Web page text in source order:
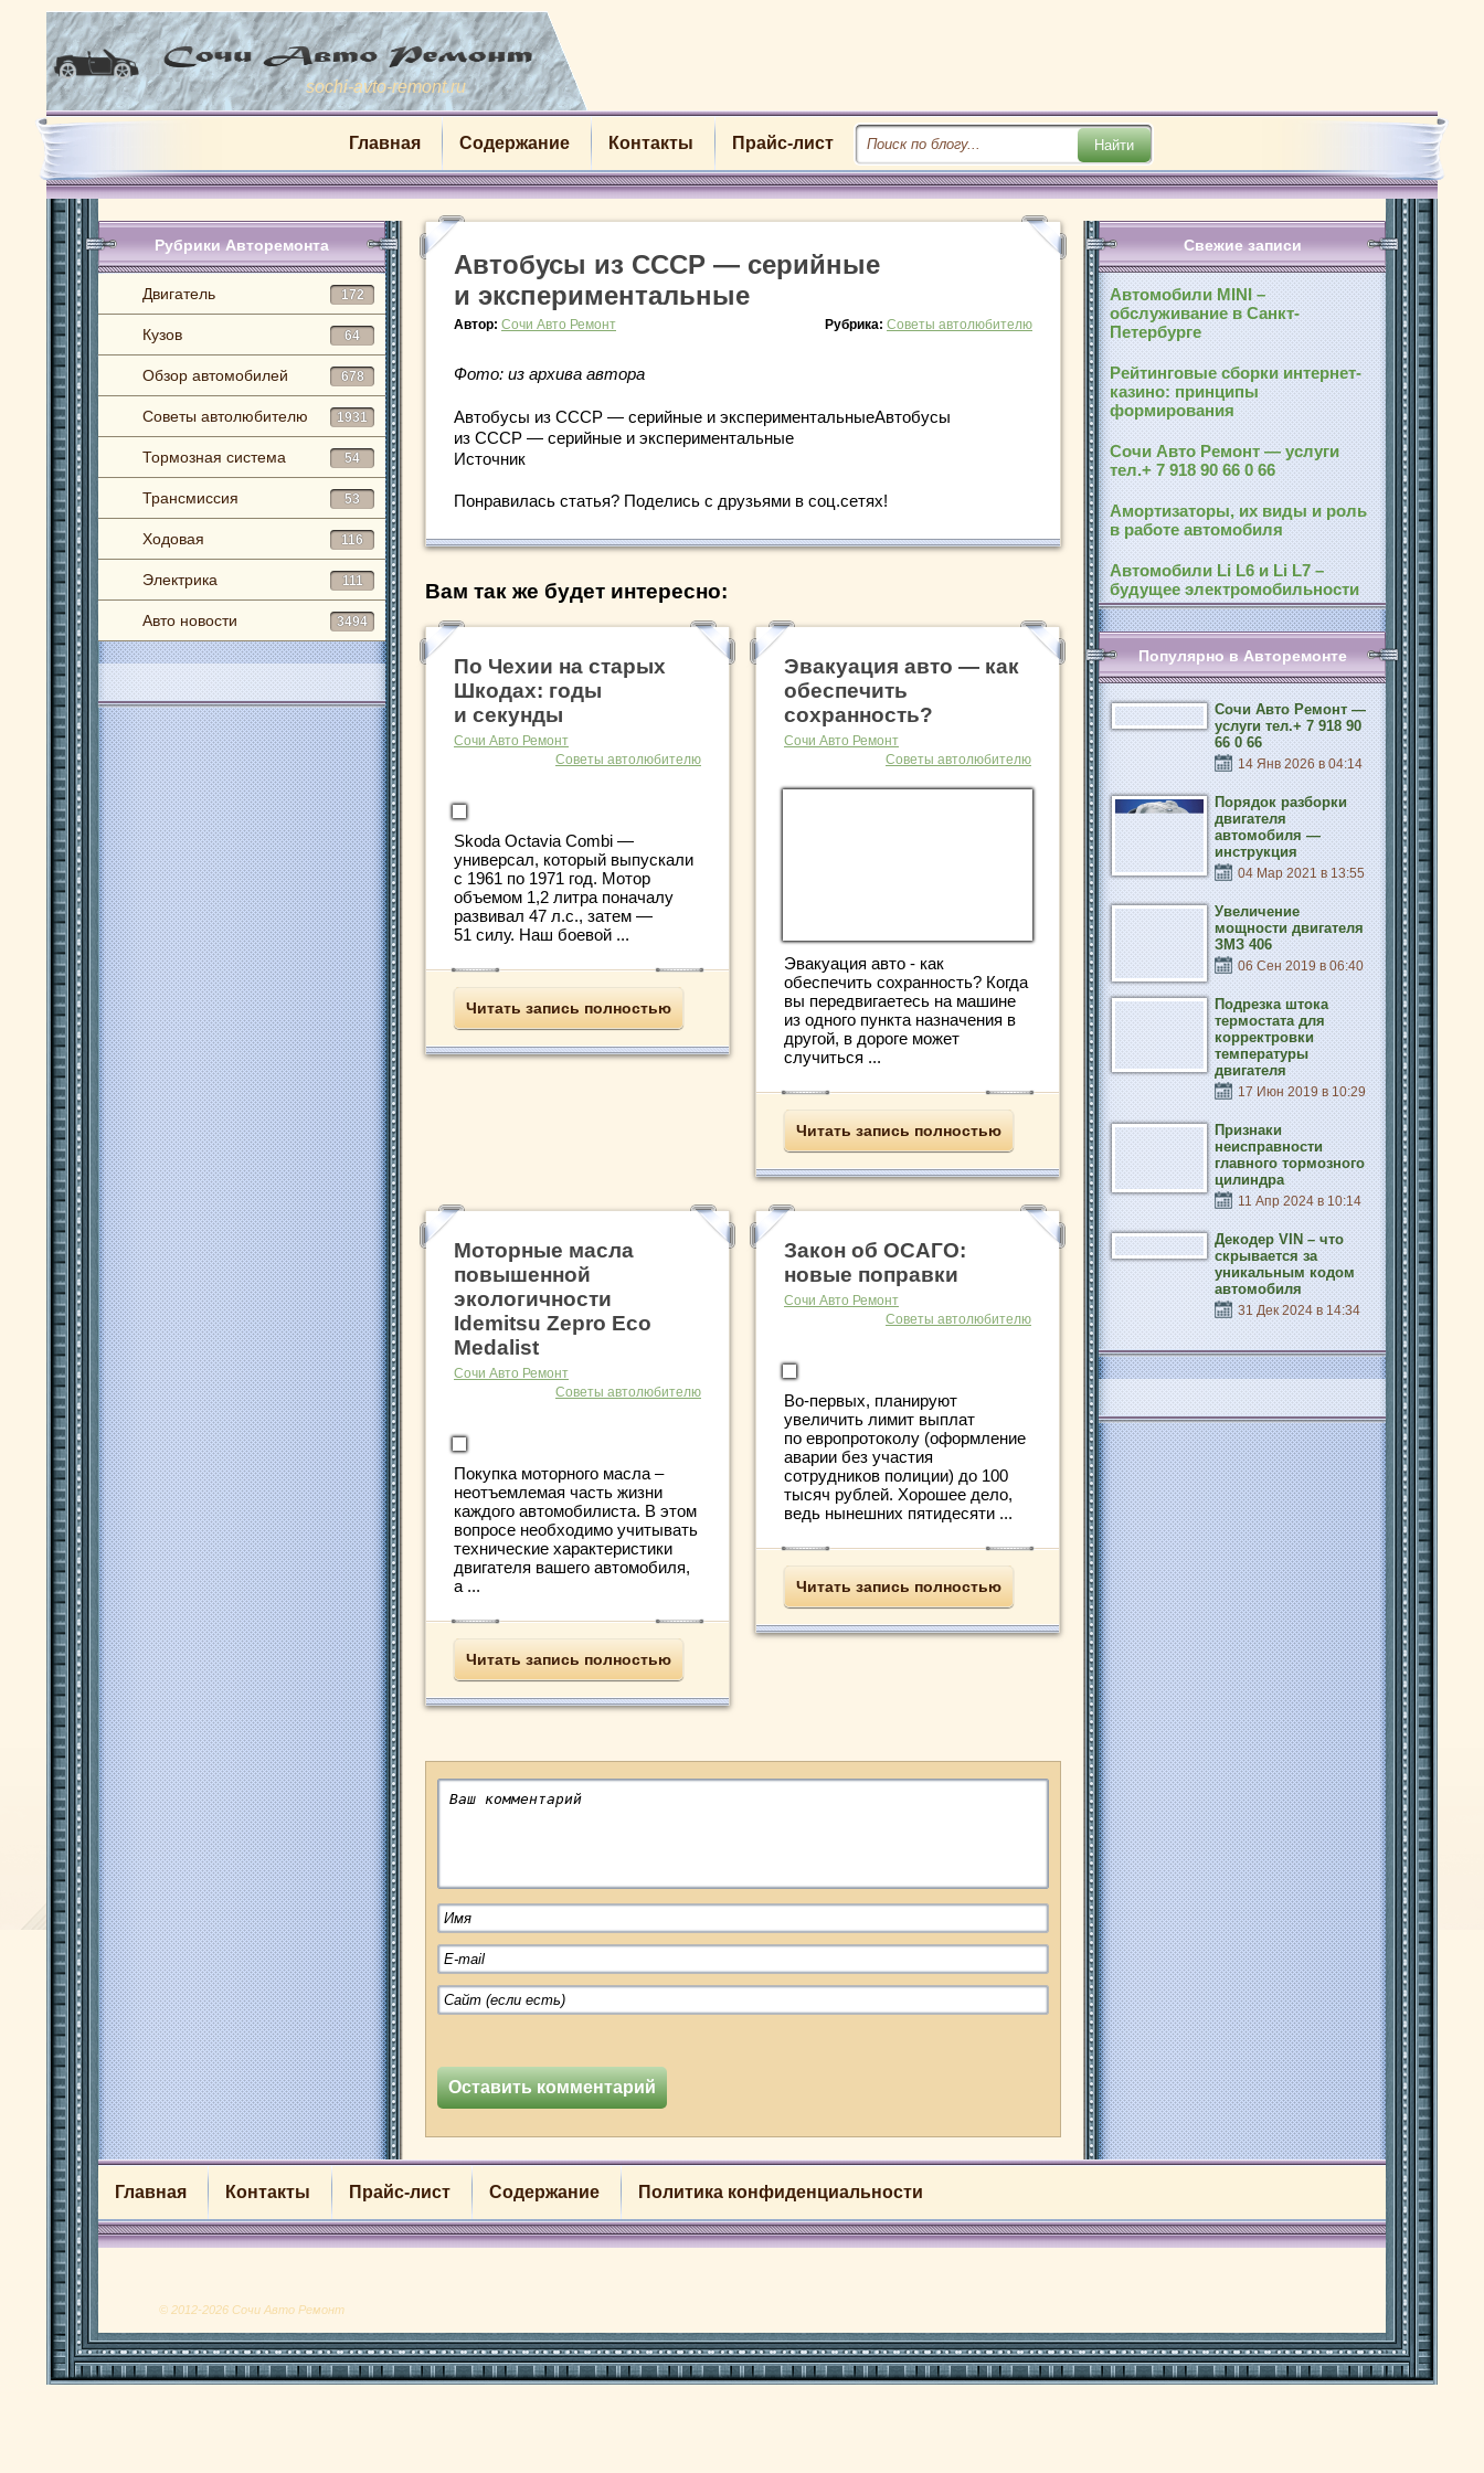
sochi-avto-remont.ru
Главная Содержание Контакты Прайс-лист
Рубрики Авторемонта
Двигатель 172
Кузов 64
Обзор автомобилей 678
Советы автолюбителю 1931
Тормозная система 54
Трансмиссия 53
Ходовая 116
Электрика 111
Авто новости 3494
Автобусы из СССР — серийные
и экспериментальные
Автор: Сочи Авто Ремонт Рубрика: Советы автолюбителю
Фото: из архива автора
Автобусы из СССР — серийные и экспериментальныеАвтобусы
из СССР — серийные и экспериментальные
Источник
Понравилась статья? Поделись с друзьями в соц.сетях!
Вам так же будет интересно:
По Чехии на старых
Шкодах: годы
и секунды
Сочи Авто Ремонт
Советы автолюбителю
Skoda Octavia Combi —
универсал, который выпускали
с 1961 по 1971 год. Мотор
объемом 1,2 литра поначалу
развивал 47 л.с., затем —
51 силу. Наш боевой ...
Читать запись полностью
Эвакуация авто — как
обеспечить
сохранность?
Сочи Авто Ремонт
Советы автолюбителю
Эвакуация авто - как
обеспечить сохранность? Когда
вы передвигаетесь на машине
из одного пункта назначения в
другой, в дороге может
случиться ...
Читать запись полностью
Моторные масла
повышенной
экологичности
Idemitsu Zepro Eco
Medalist
Сочи Авто Ремонт
Советы автолюбителю
Покупка моторного масла –
неотъемлемая часть жизни
каждого автомобилиста. В этом
вопросе необходимо учитывать
технические характеристики
двигателя вашего автомобиля,
а ...
Читать запись полностью
Закон об ОСАГО:
новые поправки
Сочи Авто Ремонт
Советы автолюбителю
Во‑первых, планируют
увеличить лимит выплат
по европротоколу (оформление
аварии без участия
сотрудников полиции) до 100
тысяч рублей. Хорошее дело,
ведь нынешних пятидесяти ...
Читать запись полностью
Свежие записи
Автомобили MINI –
обслуживание в Санкт-
Петербурге
Рейтинговые сборки интернет-
казино: принципы
формирования
Сочи Авто Ремонт — услуги
тел.+ 7 918 90 66 0 66
Амортизаторы, их виды и роль
в работе автомобиля
Автомобили Li L6 и Li L7 –
будущее электромобильности
Популярно в Авторемонте
Сочи Авто Ремонт —
услуги тел.+ 7 918 90
66 0 66
14 Янв 2026 в 04:14
Порядок разборки
двигателя
автомобиля —
инструкция
04 Мар 2021 в 13:55
Увеличение
мощности двигателя
ЗМЗ 406
06 Сен 2019 в 06:40
Подрезка штока
термостата для
корректровки
температуры
двигателя
17 Июн 2019 в 10:29
Признаки
неисправности
главного тормозного
цилиндра
11 Апр 2024 в 10:14
Декодер VIN – что
скрывается за
уникальным кодом
автомобиля
31 Дек 2024 в 14:34
Главная Контакты Прайс-лист Содержание Политика конфиденциальности
© 2012-2026 Сочи Авто Ремонт